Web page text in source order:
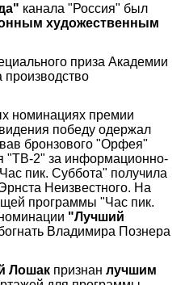
канала "Россия" был
художественным
приза Академии
производство
номинациях премии
победу одержал
бронзового "Орфея"
"ТВ-2" за информационно-
пик. Суббота" получила
Неизвестного. На
программы "Час пик.
"Лучший
Владимира Познера
Лошак признан лучшим